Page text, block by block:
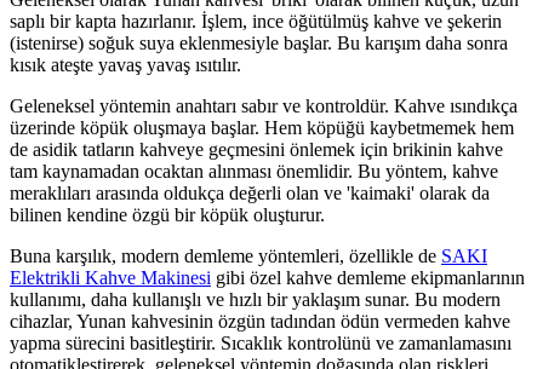
saplı bir kapta hazırlanır. İşlem, ince öğütülmüş kahve ve şekerin
(istenirse) soğuk suya eklenmesiyle başlar. Bu karışım daha sonra
kısık ateşte yavaş yavaş ısıtılır.
Geleneksel yöntemin anahtarı sabır ve kontroldür. Kahve ısındıkça
üzerinde köpük oluşmaya başlar. Hem köpüğü kaybetmemek hem
de asidik tatların kahveye geçmesini önlemek için brikinin kahve
tam kaynamadan ocaktan alınması önemlidir. Bu yöntem, kahve
meraklıları arasında oldukça değerli olan ve 'kaimaki' olarak da
bilinen kendine özgü bir köpük oluşturur.
Buna karşılık, modern demleme yöntemleri, özellikle de SAKI
Elektrikli Kahve Makinesi gibi özel kahve demleme ekipmanlarının
kullanımı, daha kullanışlı ve hızlı bir yaklaşım sunar. Bu modern
cihazlar, Yunan kahvesinin özgün tadından ödün vermeden kahve
yapma sürecini basitleştirir. Sıcaklık kontrolünü ve zamanlamasını